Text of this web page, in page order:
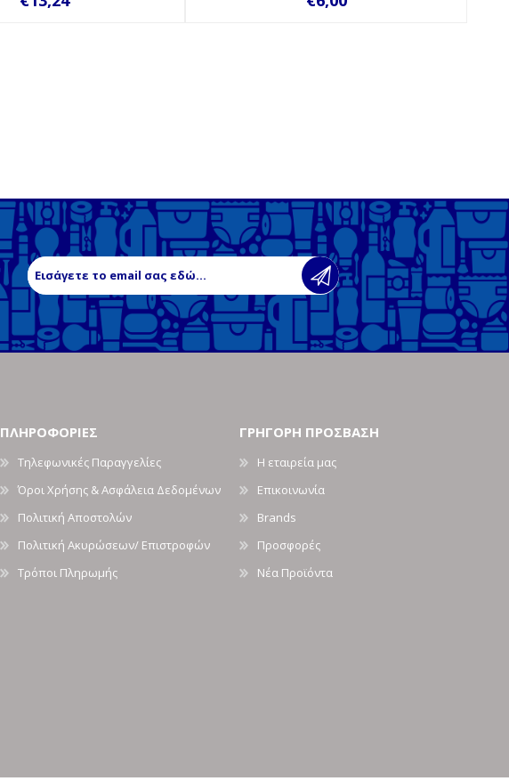
ΠΛΗΡΟΦΟΡΙΕΣ
Τηλεφωνικές Παραγγελίες
Όροι Χρήσης & Ασφάλεια Δεδομένων
Πολιτική Αποστολών
Πολιτική Ακυρώσεων/ Επιστροφών
Τρόποι Πληρωμής
ΓΡΗΓΟΡΗ ΠΡΟΣΒΑΣΗ
Η εταιρεία μας
Επικοινωνία
Brands
Προσφορές
Νέα Προϊόντα